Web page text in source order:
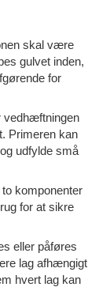
skal være
gulvet inden,
for
vedhæftningen
Primeren kan
udfylde små
to komponenter
for at sikre
eller påføres
lag afhængigt
hvert lag kan